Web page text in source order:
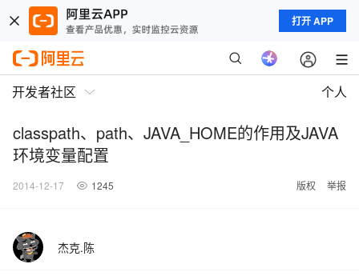
打开 APP
开发者社区 个人
classpath、path、JAVA_HOME的作用及JAVA
环境变量配置
2014-12-17 1245 版权 举报
杰克.陈